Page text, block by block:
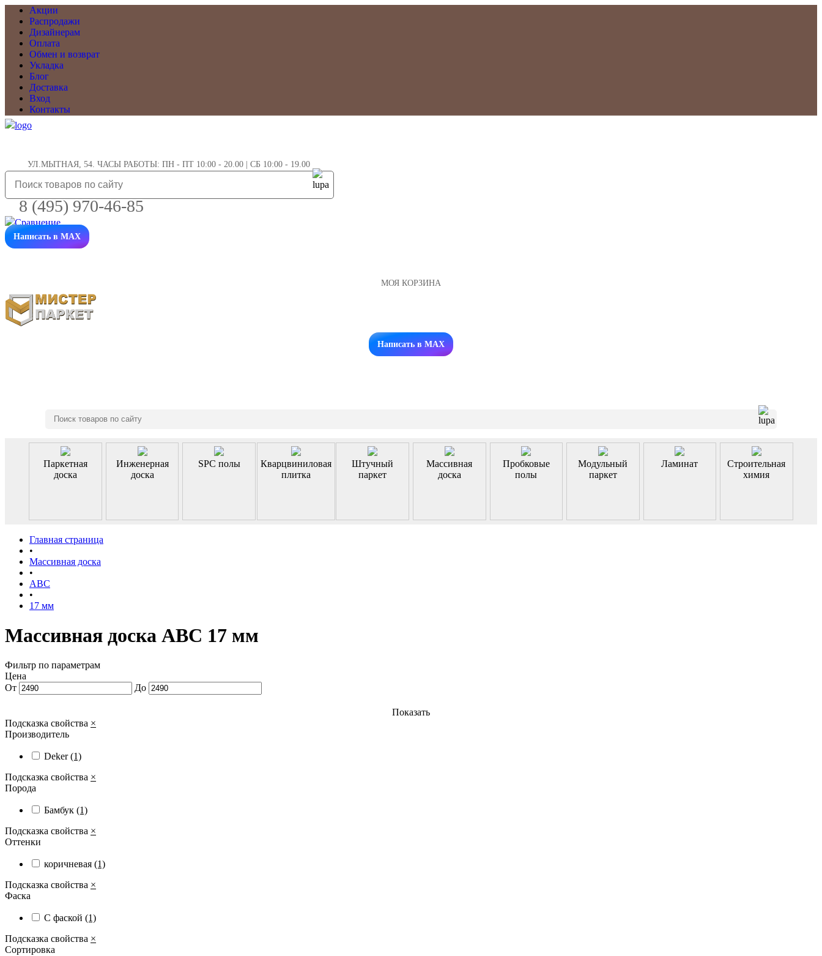
Акции
Распродажи
Дизайнерам
Оплата
Обмен и возврат
Укладка
Блог
Доставка
Вход
Контакты
УЛ.МЫТНАЯ, 54. ЧАСЫ РАБОТЫ: ПН - ПТ 10:00 - 20.00 | СБ 10:00 - 19.00
8 (495) 970-46-85
Написать в MAX
МОЯ КОРЗИНА
Заказать звонок
Написать в MAX
Паркетная
доска
Инженерная
доска
SPC полы
Кварцвиниловая
плитка
Штучный
паркет
Массивная
доска
Пробковые
полы
Модульный
паркет
Ламинат
Строительная
химия
Главная страница
•
Массивная доска
•
ABC
•
17 мм
Массивная доска ABC 17 мм
Фильтр по параметрам
Цена
От
До
Показать
Подсказка свойства ×
Производитель
Deker(1)
Подсказка свойства ×
Порода
Бамбук (1)
Подсказка свойства ×
Оттенки
коричневая (1)
Подсказка свойства ×
Фаска
С фаской (1)
Подсказка свойства ×
Сортировка